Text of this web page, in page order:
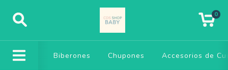
0
Biberones Chupones Accesorios de